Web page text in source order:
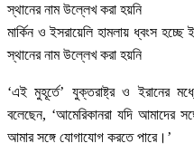
স্থানের নাম উল্লেখ করা হয়নি
মার্কিন ও ইসরায়েলি হামলায় ধ্বংস
স্থানের নাম উল্লেখ করা হয়নি
‘এই মুহূর্তে’ যুক্তরাষ্ট্র ও ইরানের
বলেছেন, ‘আমেরিকানরা যদি আমাদের
আমার সঙ্গে যোগাযোগ করতে পারে।’